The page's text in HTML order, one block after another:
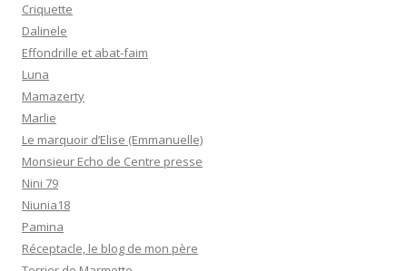
Criquette
Dalinele
Effondrille et abat-faim
Luna
Mamazerty
Marlie
Le marquoir d’Elise (Emmanuelle)
Monsieur Echo de Centre presse
Nini 79
Niunia18
Pamina
Réceptacle, le blog de mon père